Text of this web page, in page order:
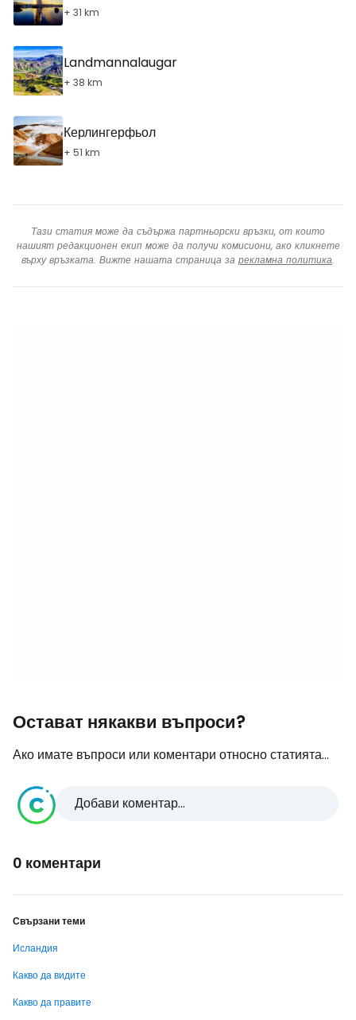
+ 31 km
Landmannalaugar
+ 38 km
Керлингерфьол
+ 51 km
Тази статия може да съдържа партньорски връзки, от които
нашият редакционен екип може да получи комисиони, ако кликнете
върху връзката. Вижте нашата страница за рекламна политика.
Остават някакви въпроси?
Ако имате въпроси или коментари относно статията...
Добави коментар...
0 коментари
Свързани теми
Исландия
Какво да видите
Какво да правите